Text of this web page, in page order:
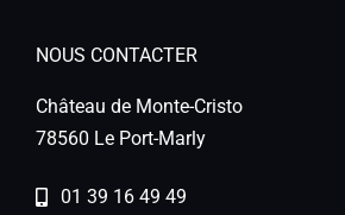
NOUS CONTACTER
Château de Monte-Cristo
78560 Le Port-Marly
01 39 16 49 49